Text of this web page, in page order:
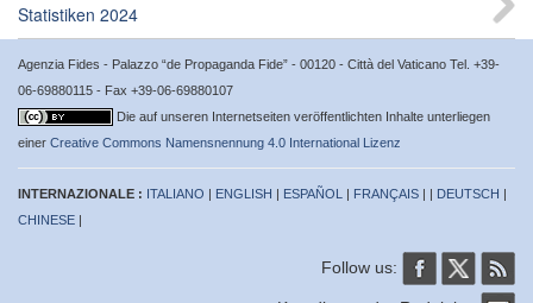
Statistiken 2024
Agenzia Fides - Palazzo “de Propaganda Fide” - 00120 - Città del Vaticano Tel. +39-
06-69880115 - Fax +39-06-69880107
Die auf unseren Internetseiten veröffentlichten Inhalte unterliegen
einer Creative Commons Namensnennung 4.0 International Lizenz
INTERNAZIONALE : ITALIANO | ENGLISH | ESPAÑOL | FRANÇAIS | | DEUTSCH |
CHINESE |
Follow us: